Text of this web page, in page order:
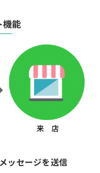
ッセージを送信